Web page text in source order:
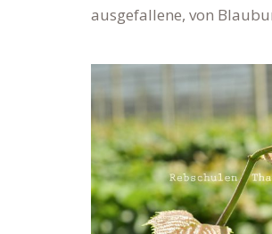
ausgefallene, von